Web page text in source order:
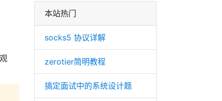
本站热门
socks5 协议详解
zerotier简明教程
搞定面试中的系统设计题